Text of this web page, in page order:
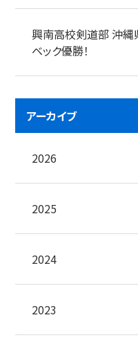
興南高校剣道部 沖縄
ベック優勝！
アーカイブ
2026
2025
2024
2023